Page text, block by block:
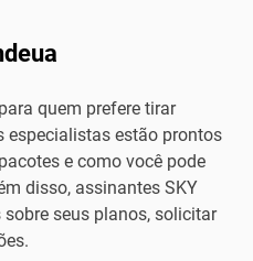
quem prefere tirar
especialistas estão prontos
e como você pode
disso, assinantes SKY
seus planos, solicitar